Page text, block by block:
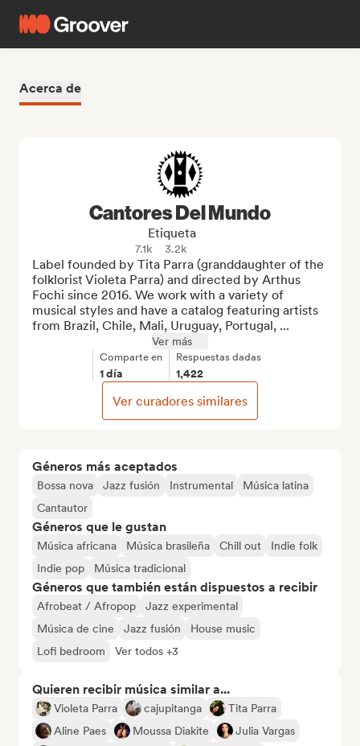
Acerca de
Géneros más aceptados
Bossa nova Jazz fusión Instrumental
Música latina
Cantautor
Géneros que le gustan
Música africana Música brasileña Chill out
Indie folk
Indie pop
Música tradicional
Géneros que también están dispuestos a recibir
Afrobeat / Afropop
Jazz experimental
Música de cine
Jazz fusión
House music
Lofi bedroom
Ver todos +3
Quieren recibir música similar a...
Violeta Parra cajupitanga
Tita Parra
Aline Paes
Moussa Diakite
Julia Vargas
Cantores Del Mundo
Etiqueta
7.1k 3.2k
Label founded by Tita Parra (granddaughter of the
folklorist Violeta Parra) and directed by Arthus
Fochi since 2016. We work with a variety of
musical styles and have a catalog featuring artists
from Brazil, Chile, Mali, Uruguay, Portugal, ...
Ver más
Comparte en
1 día
Respuestas dadas
1,422
Ver curadores similares